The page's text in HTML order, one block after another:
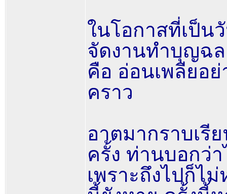
ในโอกาสที่เป็น
จัดงานทำบุญฉล
คือ อ่อนเพลียอ
คราว
อาตมากราบเรี
ครั้ง ท่านบอกว่
เพราะถึงไปก็ไ